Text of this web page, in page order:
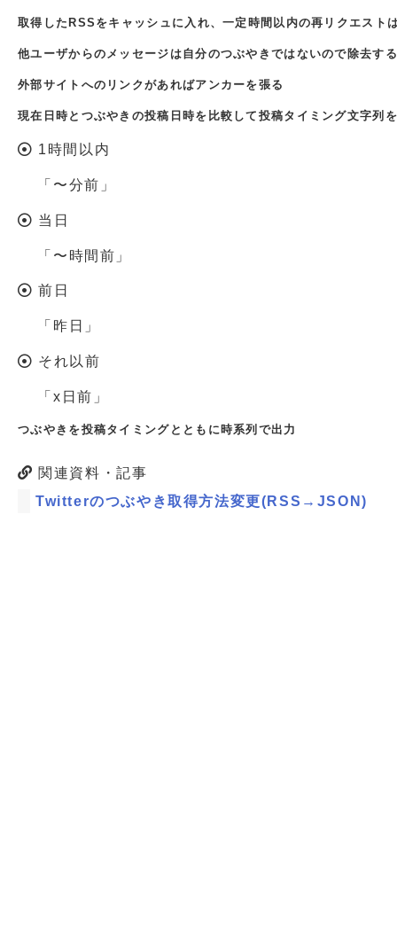
取得したRSSをキャッシュに入れ、一定時間以内の再リクエスト
他ユーザからのメッセージは自分のつぶやきではないので除去す
外部サイトへのリンクがあればアンカーを張る
現在日時とつぶやきの投稿日時を比較して投稿タイミング文字列
1時間以内
「〜分前」
当日
「〜時間前」
前日
「昨日」
それ以前
「x日前」
つぶやきを投稿タイミングとともに時系列で出力
関連資料・記事
Twitterのつぶやき取得方法変更(RSS→JSON)